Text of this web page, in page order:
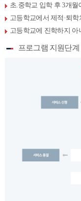
초.중학교 입학 후 3개
고등학교에서 제적·퇴
고등학교에 진학하지 아
프로그램 지원단계